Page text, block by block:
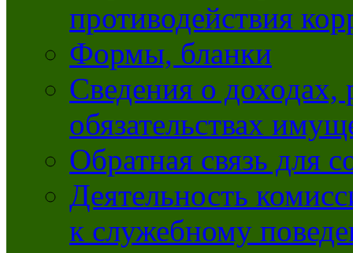
противодействия
Формы, бланки
Сведения о доходах,
обязательствах
Обратная связь для
Деятельность
к служебному